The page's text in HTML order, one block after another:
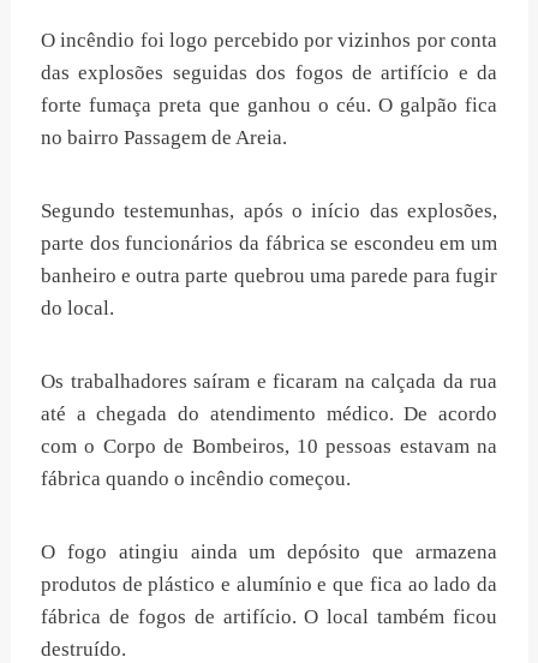
O incêndio foi logo percebido por vizinhos por conta
das explosões seguidas dos fogos de artifício e da
forte fumaça preta que ganhou o céu. O galpão fica
no bairro Passagem de Areia.
Segundo testemunhas, após o início das explosões,
parte dos funcionários da fábrica se escondeu em um
banheiro e outra parte quebrou uma parede para fugir
do local.
Os trabalhadores saíram e ficaram na calçada da rua
até a chegada do atendimento médico. De acordo
com o Corpo de Bombeiros, 10 pessoas estavam na
fábrica quando o incêndio começou.
O fogo atingiu ainda um depósito que armazena
produtos de plástico e alumínio e que fica ao lado da
fábrica de fogos de artifício. O local também ficou
destruído.